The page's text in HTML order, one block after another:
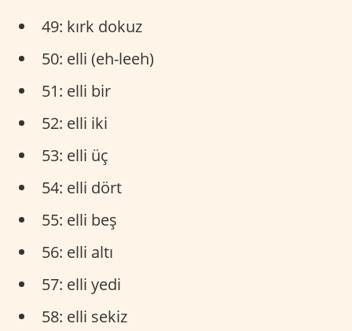
49: kırk dokuz
50: elli (eh-leeh)
51: elli bir
52: elli iki
53: elli üç
54: elli dört
55: elli beş
56: elli altı
57: elli yedi
58: elli sekiz